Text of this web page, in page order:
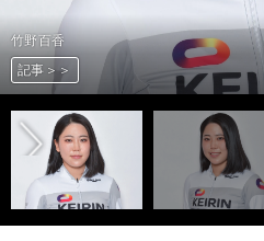
竹野百香
記事＞＞
竹野百香
記事＞＞
竹野百香
記事＞＞
竹野百香
記事＞＞
松井優佳
記事＞＞
松井優佳
記事＞＞
松井優佳
記事＞＞
松井優佳
記事＞＞
宇野紅音
記事＞＞
宇野紅音
記事＞＞
戸邉香奈実
記事＞＞
戸邉香奈実
記事＞＞
ルーキーシリーズプラス2022の模様
記事＞＞
前へ